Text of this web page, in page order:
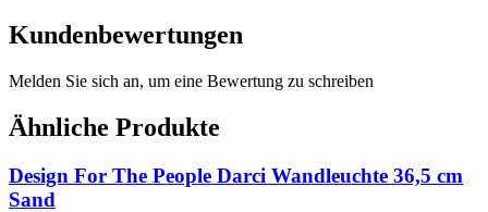
Kundenbewertungen
Melden Sie sich an, um eine Bewertung zu schreiben
Ähnliche Produkte
Design For The People Darci Wandleuchte 36,5 cm
Sand